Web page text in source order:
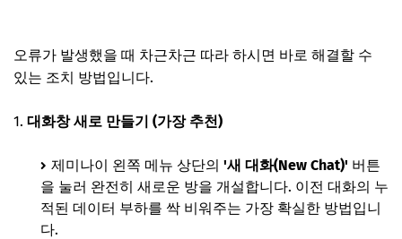
오류가 발생했을 때 차근차근 따라 하시면 바로 해결할 수
있는 조치 방법입니다.
대화창 새로 만들기 (가장 추천)
제미나이 왼쪽 메뉴 상단의 '새 대화(New Chat)' 버튼
을 눌러 완전히 새로운 방을 개설합니다. 이전 대화의 누
적된 데이터 부하를 싹 비워주는 가장 확실한 방법입니
다.